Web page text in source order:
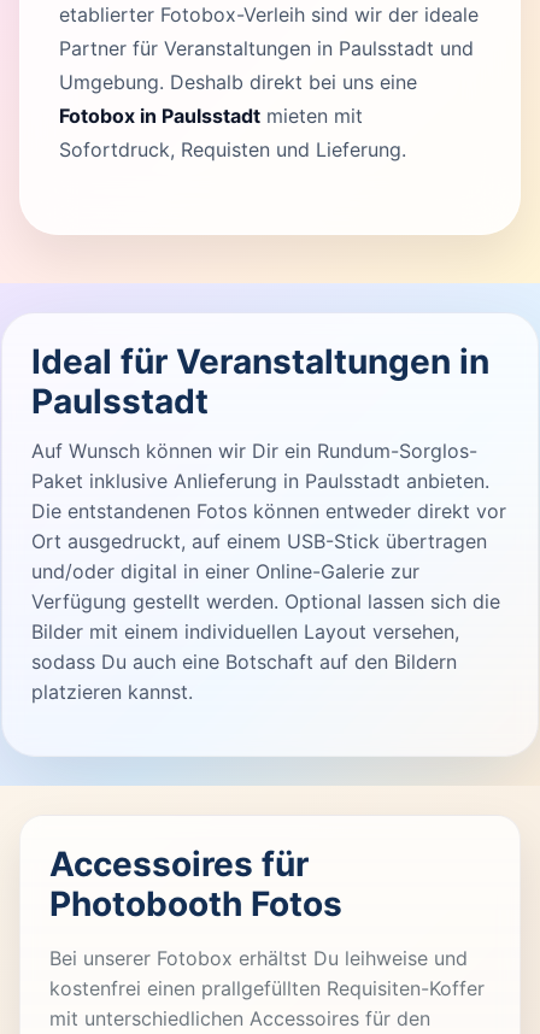
etablierter Fotobox-Verleih sind wir der ideale
Partner für Veranstaltungen in Paulsstadt und
Umgebung. Deshalb direkt bei uns eine
Fotobox in Paulsstadt mieten mit
Sofortdruck, Requisten und Lieferung.
Ideal für Veranstaltungen in
Paulsstadt
Auf Wunsch können wir Dir ein Rundum-Sorglos-
Paket inklusive Anlieferung in Paulsstadt anbieten.
Die entstandenen Fotos können entweder direkt vor
Ort ausgedruckt, auf einem USB-Stick übertragen
und/oder digital in einer Online-Galerie zur
Verfügung gestellt werden. Optional lassen sich die
Bilder mit einem individuellen Layout versehen,
sodass Du auch eine Botschaft auf den Bildern
platzieren kannst.
Accessoires für
Photobooth Fotos
Bei unserer Fotobox erhältst Du leihweise und
kostenfrei einen prallgefüllten Requisiten-Koffer
mit unterschiedlichen Accessoires für den